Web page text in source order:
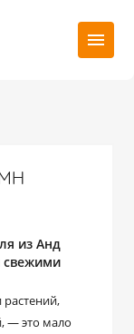
из Анд
свежими
— это мало